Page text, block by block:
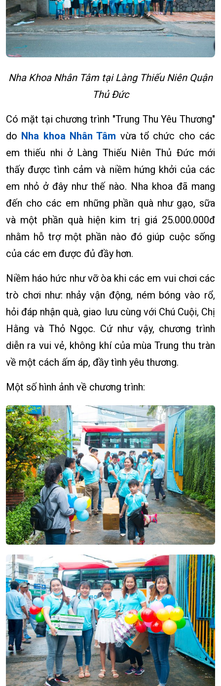
Nha Khoa Nhân Tâm tại Làng Thiếu Niên Quận
Thủ Đức
Có mặt tại chương trình "Trung Thu Yêu Thương"
do Nha khoa Nhân Tâm vừa tổ chức cho các
em thiếu nhi ở Làng Thiếu Niên Thủ Đức mới
thấy được tình cảm và niềm hứng khởi của các
em nhỏ ở đây như thế nào. Nha khoa đã mang
đến cho các em những phần quà như gạo, sữa
và một phần quà hiện kim trị giá 25.000.000đ
nhằm hỗ trợ một phần nào đó giúp cuộc sống
của các em được đủ đầy hơn.
Niềm háo hức như vỡ òa khi các em vui chơi các
trò chơi như: nhảy vận động, ném bóng vào rổ,
hỏi đáp nhận quà, giao lưu cùng với Chú Cuội, Chị
Hằng và Thỏ Ngọc. Cứ như vậy, chương trình
diễn ra vui vẻ, không khí của mùa Trung thu tràn
về một cách ấm áp, đầy tình yêu thương.
Một số hình ảnh về chương trình: